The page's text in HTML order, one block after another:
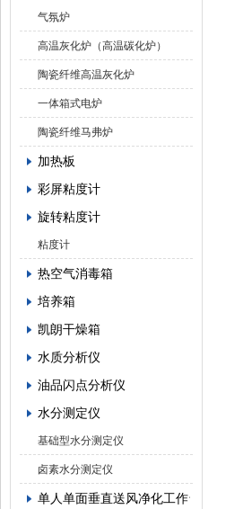
气氛炉
高温灰化炉（高温碳化炉）
陶瓷纤维高温灰化炉
一体箱式电炉
陶瓷纤维马弗炉
加热板
彩屏粘度计
旋转粘度计
粘度计
热空气消毒箱
培养箱
凯朗干燥箱
水质分析仪
油品闪点分析仪
水分测定仪
基础型水分测定仪
卤素水分测定仪
单人单面垂直送风净化工作台